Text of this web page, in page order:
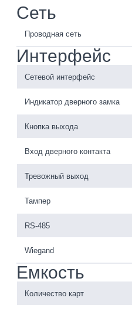
Сеть
Проводная сеть
Интерфейс
Сетевой интерфейс
Индикатор дверного замка
Кнопка выхода
Вход дверного контакта
Тревожный выход
Тампер
RS-485
Wiegand
Емкость
Количество карт